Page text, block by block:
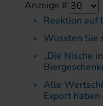
Anzeige #
Reaktion auf
Wussten Sie
„Die Nische
Alle
Export haben